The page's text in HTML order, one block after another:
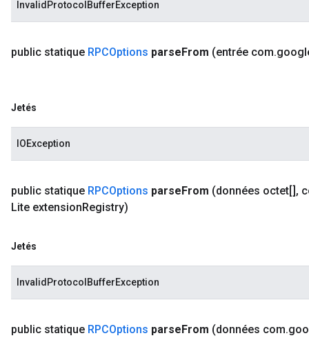
InvalidProtocolBufferException
public statique RPCOptions parseFrom (entrée com.
Jetés
IOException
public statique RPCOptions parseFrom (données octet[] ,
Lite extensionRegistry)
Jetés
InvalidProtocolBufferException
public statique RPCOptions parseFrom (données com.